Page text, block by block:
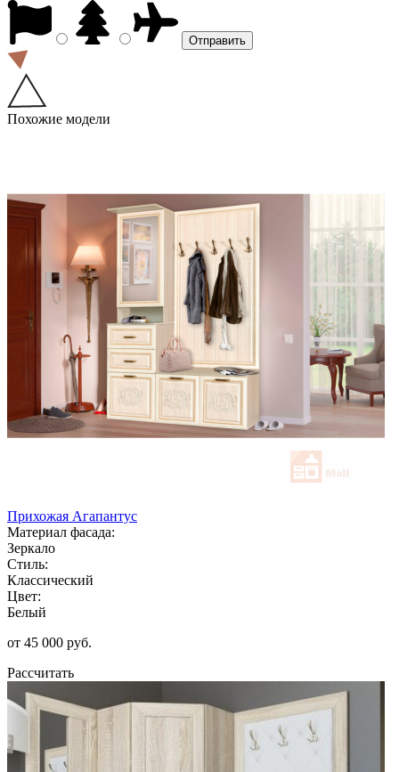
Похожие модели
Прихожая Агапантус
Материал фасада:
Зеркало
Стиль:
Классический
Цвет:
Белый
от 45 000 руб.
Рассчитать